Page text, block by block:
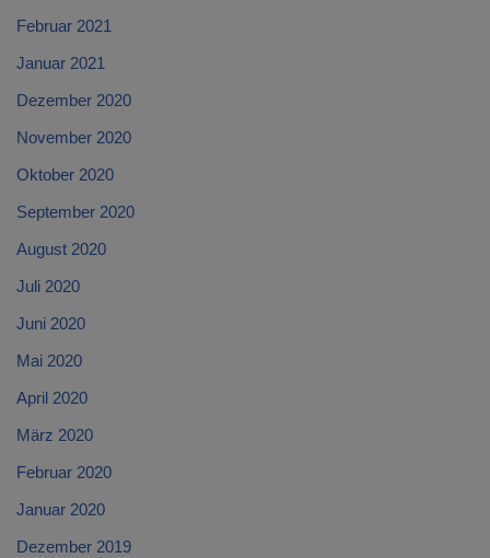
Februar 2021
Januar 2021
Dezember 2020
November 2020
Oktober 2020
September 2020
August 2020
Juli 2020
Juni 2020
Mai 2020
April 2020
März 2020
Februar 2020
Januar 2020
Dezember 2019